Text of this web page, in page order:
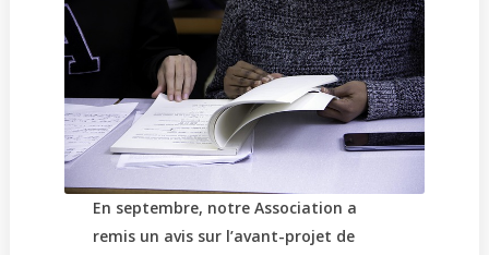
En septembre, notre Association a
remis un avis sur l’avant-projet de